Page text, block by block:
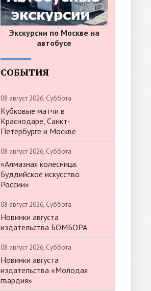
Экскурсии по Москве на
автобусе
СОБЫТИЯ
08 август 2026, Суббота
Кубковые матчи в
Краснодаре, Санкт-
Петербурге и Москве
08 август 2026, Суббота
«Алмазная колесница.
Буддийское искусство
России»
08 август 2026, Суббота
Новинки августа
издательства БОМБОРА
08 август 2026, Суббота
Новинки августа
издательства «Молодая
гвардия»